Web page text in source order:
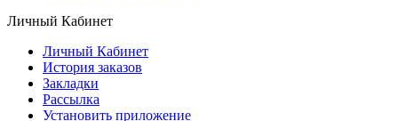
Личный Кабинет
Личный Кабинет
История заказов
Закладки
Рассылка
Установить приложение